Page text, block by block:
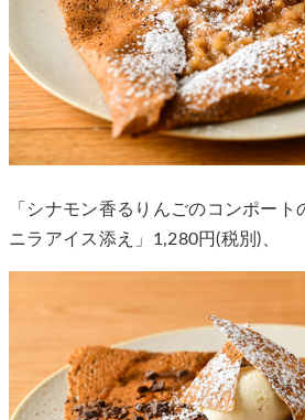
「シナモン香るりんごのコンポー
ニラアイス添え」1,280円(税別)、